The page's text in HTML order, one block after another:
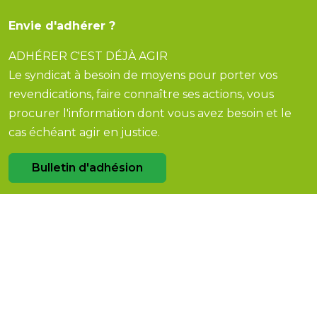
Envie d'adhérer ?
ADHÉRER C'EST DÉJÀ AGIR
Le syndicat à besoin de moyens pour porter vos
revendications, faire connaître ses actions, vous
procurer l'information dont vous avez besoin et le
cas échéant agir en justice.
Bulletin d'adhésion